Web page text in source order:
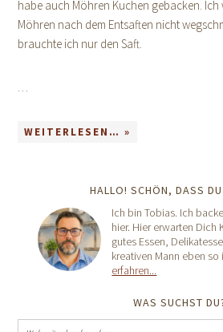
habe auch Möhren Kuchen gebacken. Ich
Möhren nach dem Entsaften nicht
brauchte ich nur den Saft.
…
WEITERLESEN… »
HALLO! SCHÖN, DASS
Ich bin Tobias. Ich
hier. Hier erwarten Dich
gutes Essen,
kreativen Mann eben so
erfahren...
WAS SUCHST